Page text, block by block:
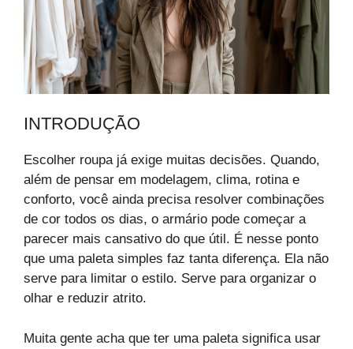
INTRODUÇÃO
Escolher roupa já exige muitas decisões. Quando,
além de pensar em modelagem, clima, rotina e
conforto, você ainda precisa resolver combinações
de cor todos os dias, o armário pode começar a
parecer mais cansativo do que útil. É nesse ponto
que uma paleta simples faz tanta diferença. Ela não
serve para limitar o estilo. Serve para organizar o
olhar e reduzir atrito.
Muita gente acha que ter uma paleta significa usar